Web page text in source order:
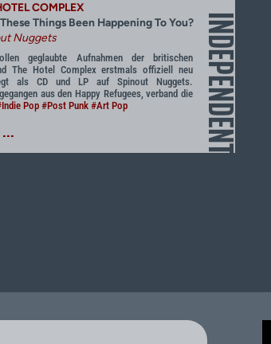
INDEPENDENT
COMPLEX
Things Been Happening To You?
Nuggets
geglaubte Aufnahmen der britischen
The Hotel Complex erstmals offiziell neu
als CD und LP auf Spinout Nuggets.
aus den Happy Refugees, verband die
Pop#Post Punk #Art Pop